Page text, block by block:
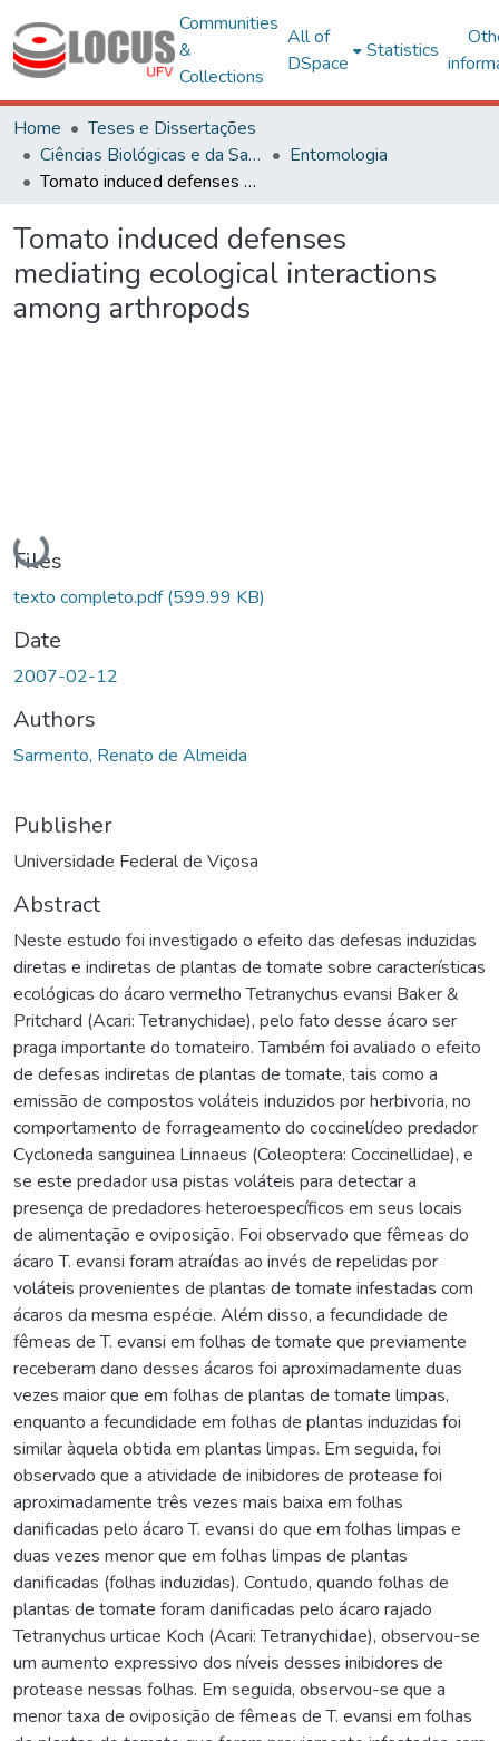
Communities
&
Collections
All of
DSpace
Statistics
Home
Teses e Dissertações
Ciências Biológicas e da Saúde
Entomologia
Tomato induced defenses mediating ecological interactions among arthropods
Tomato induced defenses
mediating ecological interactions
among arthropods
Loading...
Files
texto completo.pdf(599.99 KB)
Date
2007-02-12
Authors
Sarmento, Renato de Almeida
Publisher
Universidade Federal de Viçosa
Abstract
Neste estudo foi investigado o efeito das defesas induzidas
diretas e indiretas de plantas de tomate sobre características
ecológicas do ácaro vermelho Tetranychus evansi Baker &
Pritchard (Acari: Tetranychidae), pelo fato desse ácaro ser
praga importante do tomateiro. Também foi avaliado o efeito
de defesas indiretas de plantas de tomate, tais como a
emissão de compostos voláteis induzidos por herbivoria, no
comportamento de forrageamento do coccinelídeo predador
Cycloneda sanguinea Linnaeus (Coleoptera: Coccinellidae), e
se este predador usa pistas voláteis para detectar a
presença de predadores heteroespecíficos em seus locais
de alimentação e oviposição. Foi observado que fêmeas do
ácaro T. evansi foram atraídas ao invés de repelidas por
voláteis provenientes de plantas de tomate infestadas com
ácaros da mesma espécie. Além disso, a fecundidade de
fêmeas de T. evansi em folhas de tomate que previamente
receberam dano desses ácaros foi aproximadamente duas
vezes maior que em folhas de plantas de tomate limpas,
enquanto a fecundidade em folhas de plantas induzidas foi
similar àquela obtida em plantas limpas. Em seguida, foi
observado que a atividade de inibidores de protease foi
aproximadamente três vezes mais baixa em folhas
danificadas pelo ácaro T. evansi do que em folhas limpas e
duas vezes menor que em folhas limpas de plantas
danificadas (folhas induzidas). Contudo, quando folhas de
plantas de tomate foram danificadas pelo ácaro rajado
Tetranychus urticae Koch (Acari: Tetranychidae), observou-se
um aumento expressivo dos níveis desses inibidores de
protease nessas folhas. Em seguida, observou-se que a
menor taxa de oviposição de fêmeas de T. evansi em folhas